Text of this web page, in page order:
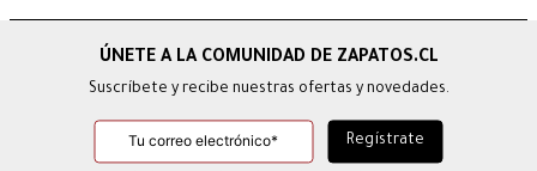
Suscríbete y recibe nuestras ofertas y novedades.